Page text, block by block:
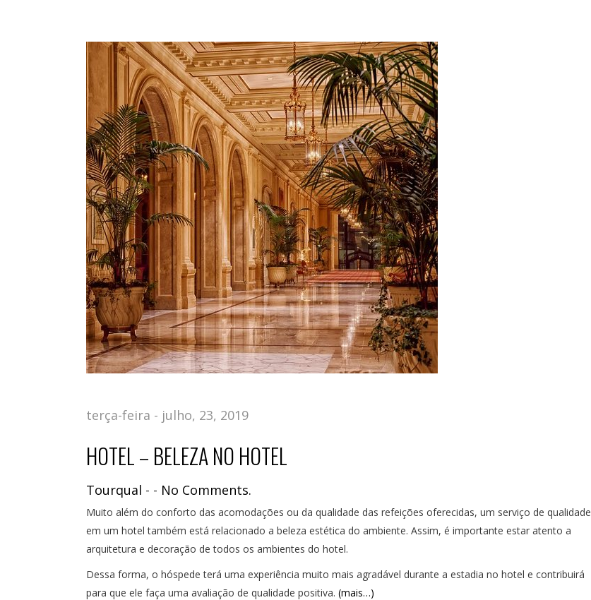
terça-feira - julho, 23, 2019
HOTEL – BELEZA NO HOTEL
Tourqual - - No Comments.
Muito além do conforto das acomodações ou da qualidade das refeições oferecidas, um serviço de qualidade
em um hotel também está relacionado a beleza estética do ambiente. Assim, é importante estar atento a
arquitetura e decoração de todos os ambientes do hotel.
Dessa forma, o hóspede terá uma experiência muito mais agradável durante a estadia no hotel e contribuirá
para que ele faça uma avaliação de qualidade positiva. (mais…)